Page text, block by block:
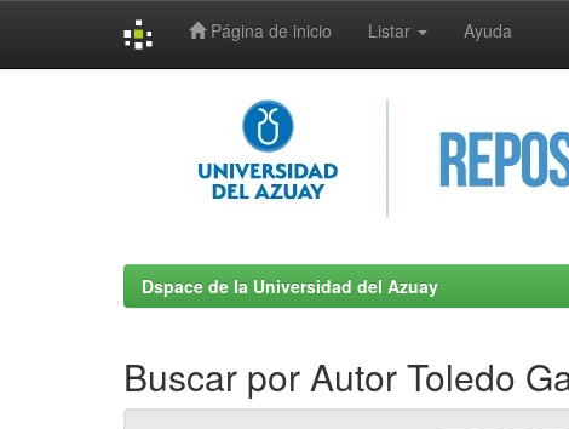
Página de inicio Listar Ayuda
Dspace de la Universidad del Azuay
Buscar por Autor Toledo